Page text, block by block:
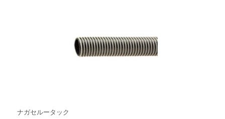
ナガセルータック